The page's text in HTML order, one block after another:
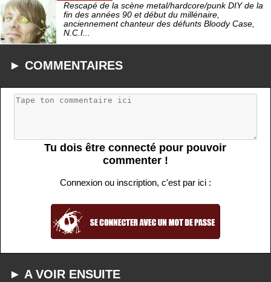
Rescapé de la scène metal/hardcore/punk DIY de la
fin des années 90 et début du millénaire,
anciennement chanteur des défunts Bloody Case,
N.C.I...
► COMMENTAIRES
Tu dois être connecté pour pouvoir
commenter !
Connexion ou inscription, c'est par ici :
► A VOIR ENSUITE